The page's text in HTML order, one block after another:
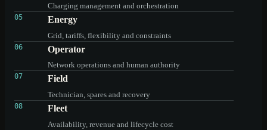
Charging management and orchestration
05 Energy
Grid, tariffs, flexibility and constraints
06 Operator
Network operations and human authority
07 Field
Technician, spares and recovery
08 Fleet
Availability, revenue and lifecycle cost